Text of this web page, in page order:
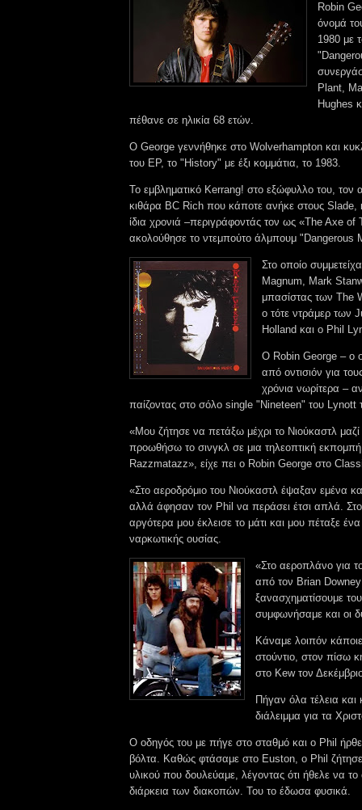
Robin
όνομά
1980 με
Plant,
Hughes
πέθανε σε ηλικία 68 ετών.
Ο George γεννήθηκε στο Wolverhampton και
του EP, το "History" με έξι κομμάτια, το 1983.
Το εμβληματικό Kerrang! στο εξώφυλλο του, τον
κιθάρα BC Rich που κάποτε ανήκε στους Slade,
ίδια χρονιά –περιγράφοντάς τον ως «The Axe of
ακολούθησε το ντεμπούτο άλμπουμ "Dangerous
Στο οποίο
Magnum, Mark
μπασίστας των The
ο τότε ντράμερ των
Holland και ο Phil
Ο Robin George – ο
από οντισιόν για
χρόνια νωρίτερα –
παίζοντας στο σόλο single "Nineteen" του Lynott
«Μου ζήτησε να πετάξω μέχρι το Νιούκαστλ μαζί
προωθήσω το σινγκλ σε μια τηλεοπτική
Razzmatazz», είχε πει ο Robin George στο
«Στο αεροδρόμιο του Νιούκαστλ έψαξαν εμένα
αλλά άφησαν τον Phil να περάσει έτσι απλά. Στο
αργότερα μου έκλεισε το μάτι και μου πέταξε ένα
ναρκωτικής ουσίας.
«Στο αεροπλάνο για
από τον Brian
ξανασχηματίσουμε
συμφωνήσαμε και οι
Κάναμε λοιπόν
στούντιο, στον πίσω
στο Kew τον
Πήγαν όλα τέλεια και
διάλειμμα για τα
Ο οδηγός του με πήγε στο σταθμό και ο Phil ήρθε
βόλτα. Καθώς φτάσαμε στο Euston, ο Phil
υλικού που δουλεύαμε, λέγοντας ότι ήθελε να το
διάρκεια των διακοπών. Του το έδωσα φυσικά.